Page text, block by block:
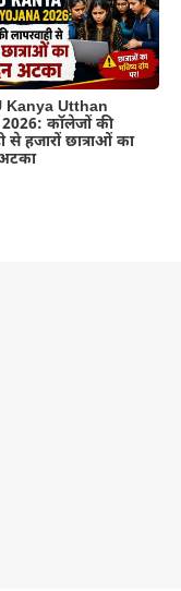
Kanya Utthan
कॉलेजों की
से हजारों छात्राओं का